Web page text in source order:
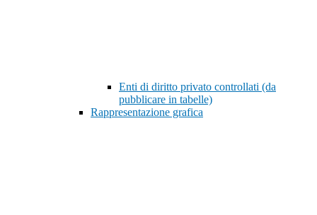
Enti di diritto privato controllati (da
pubblicare in tabelle)
Rappresentazione grafica